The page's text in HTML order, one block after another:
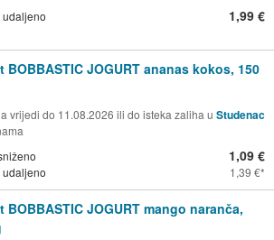
udaljeno 1,99 €
BOBBASTIC JOGURT ananas kokos, 150
vrijedi do 11.08.2026 ili do isteka zaliha u Studenac
udaljeno
1,09 €
1,39 €
BOBBASTIC JOGURT mango naranča,